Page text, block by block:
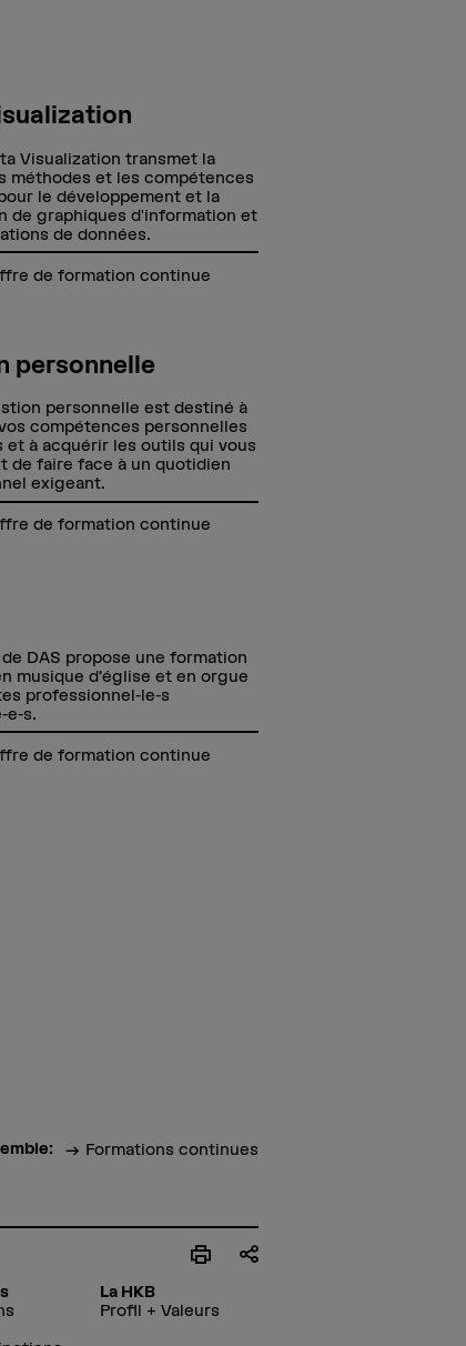
Visualization transmet la
méthodes et les compétences
le développement et la
de graphiques d'information et
de données.
de formation continue
personnelle
personnelle est destiné à
compétences personnelles
et à acquérir les outils qui vous
de faire face à un quotidien
exigeant.
de formation continue
DAS propose une formation
musique d’église et en orgue
professionnel-le-s
e-s.
de formation continue
Formations continues
La HKB
Profil + Valeurs